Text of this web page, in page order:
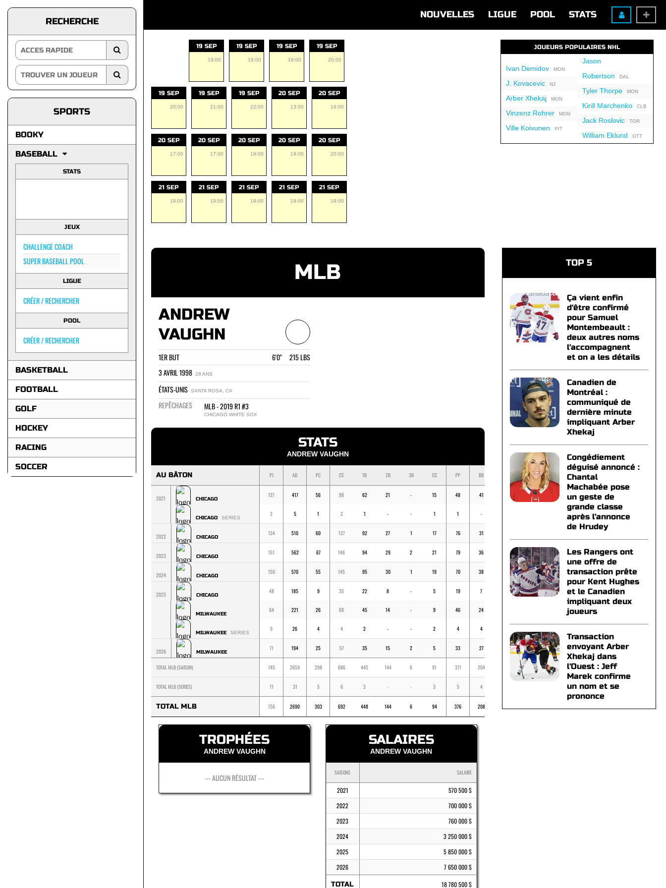
NOUVELLES LIGUE POOL STATS
RECHERCHE
SPORTS
BOOKY
BASEBALL
STATS
JEUX
CHALLENGE COACH
SUPER BASEBALL POOL
LIGUE
CRÉER / RECHERCHER
POOL
CRÉER / RECHERCHER
BASKETBALL
FOOTBALL
GOLF
HOCKEY
RACING
SOCCER
19 SEP
19:00
19 SEP
19:00
19 SEP
19:00
19 SEP
20:00
19 SEP
20:00
19 SEP
21:00
19 SEP
22:00
20 SEP
13:00
20 SEP
16:00
20 SEP
17:00
20 SEP
17:00
20 SEP
19:00
20 SEP
19:00
20 SEP
20:00
21 SEP
19:00
21 SEP
19:00
21 SEP
19:00
21 SEP
19:00
21 SEP
19:00
JOUEURS POPULAIRES NHL
Ivan DemidovMON
J. KovacevicNJ
Arber XhekajMON
Vinzenz RohrerMON
Ville Koivunen PIT
Jason
Robertson DAL
Tyler ThorpeMON
Kirill MarchenkoCLB
Jack RoslovicTOR
William Eklund OTT
MLB
ANDREW
VAUGHN
1ER BUT
6'0" 215 LBS
3 AVRIL 1998 28 ANS
ÉTATS-UNIS SANTA ROSA, CA
REPÊCHAGES MLB - 2019 R1 #3
CHICAGO WHITE SOX
STATS
ANDREW VAUGHN
AU BÂTON PJ AB PC CS 1B 2B 3B CC PP BB BV MOY
2021 CHICAGO
127 417 56 98 62 21 - 15 48 41 1
CHICAGO SERIES
2 5 1 2 1 - - 1 1 -
2022 CHICAGO
134 510 60 137 92 27 1 17 76 31
2023 CHICAGO
151 562 67 146 94 29 2 21 79 36 - .260
2024 CHICAGO
150 570 55 145 95 30 1 19 70 38 2 .254
2025 CHICAGO
48 185 9 35 22 8 - 5 19 7 - .189
MILWAUKEE
64 221 26 68 45 14 - 9 46 24
MILWAUKEE SERIES
9 26 4 4 2 - - 2 4 4
2026 MILWAUKEE
71 194 25 57 35 15 2 5 33 27 - .294
TOTAL MLB (SAISON) 745 2659 298 686 445 144 6 91 371 204 .258
TOTAL MLB (SERIES) 11 31 5 6 3 - - 3 5 4
TOTAL MLB 756 2690 303 692 448 144 6 94 376 208
TROPHÉES
ANDREW VAUGHN
--- AUCUN RÉSULTAT ---
SALAIRES
ANDREW VAUGHN
SAISONS SALAIRE
2021
570 500 $
2022
700 000 $
2023
760 000 $
2024
3 250 000 $
2025
5 850 000 $
2026
7 650 000 $
TOTAL 18 780 500 $
TOP 5
Ça vient enfin
d'être confirmé
pour Samuel
Montembeault :
deux autres noms
l'accompagnent
et on a les détails
Canadien de
Montréal :
communiqué de
dernière minute
impliquant Arber
Xhekaj
Congédiement
déguisé annoncé :
Chantal
Machabée pose
un geste de
grande classe
après l'annonce
de Hrudey
Les Rangers ont
une offre de
transaction prête
pour Kent Hughes
et le Canadien
impliquant deux
joueurs
Transaction
envoyant Arber
Xhekaj dans
l'Ouest : Jeff
Marek confirme
un nom et se
prononce